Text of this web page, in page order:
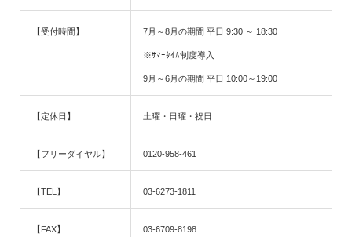
【受付時間】 7月～8月の期間 平日 9:30 ～ 18:30
※ｻﾏｰﾀｲﾑ制度導入
9月～6月の期間 平日 10:00～19:00
【定休日】 土曜・日曜・祝日
【フリーダイヤル】 0120-958-461
【TEL】 03-6273-1811
【FAX】 03-6709-8198